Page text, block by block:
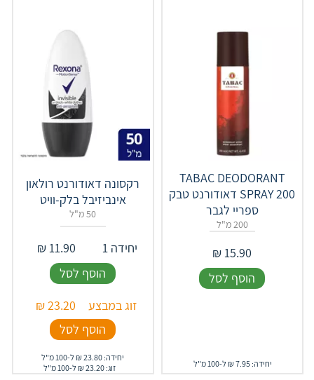
TABAC DEODORANT
SPRAY 200 דאודורנט טבק
ספריי לגבר
200 מ"ל
15.90
₪
הוסף לסל
יחידה: 7.95 ₪ ל-100 מ"ל
רקסונה דאודורנט רולאון
אינביזיבל בלק-וויט
50 מ"ל
יחידה 1 11.90
₪
הוסף לסל
זוג במבצע
23.20
₪
הוסף לסל
יחידה: 23.80 ₪ ל-100 מ"ל
זוג: 23.20 ₪ ל-100 מ"ל